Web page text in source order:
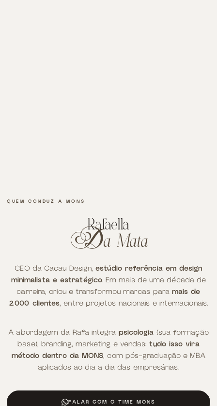
QUEM CONDUZ A MONS
Rafaella
da Mata
CEO da Cacau Design,estúdio referência em design
minimalista e estratégico. Em mais de uma década de
carreira, criou e transformou marcas para mais de
2.000 clientes, entre projetos nacionais e internacionais.
A abordagem da Rafa integra psicologia (sua formação
base), branding, marketing e vendas:tudo isso vira
método dentro da MONS, com pós-graduação e MBA
aplicados ao dia a dia das empresárias.
FALAR COM O TIME MONS